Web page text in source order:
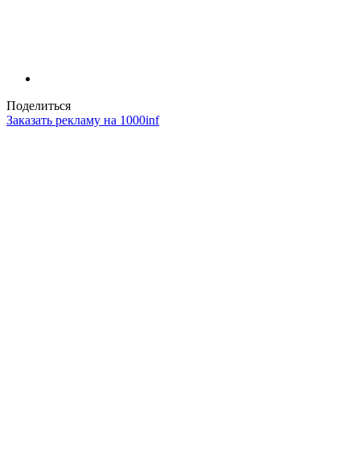
Поделиться
Заказать рекламу на 1000inf